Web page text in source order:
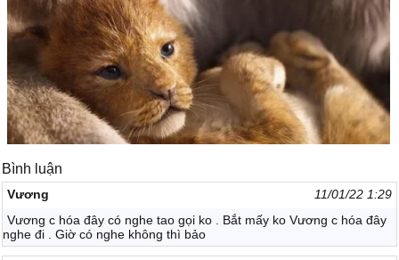
Bình luận
Vương
11/01/22 1:29
Vương c hóa đây có nghe tao gọi ko . Bắt mấy ko Vương c hóa đây
nghe đi . Giờ có nghe không thì bảo